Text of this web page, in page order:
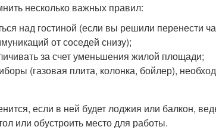
несколько важных правил:
над гостиной (если вы решили перенести
от соседей снизу);
за счет уменьшения жилой площади;
(газовая плита, колонка, бойлер),
если в ней будет лоджия или балкон,
или обустроить место для работы.